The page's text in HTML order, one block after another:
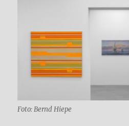
Foto: Bernd Hiepe